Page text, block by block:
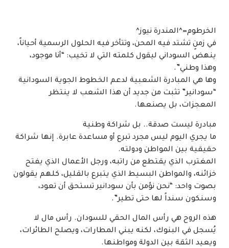
الخرطوم=^المندرة نيوز^
في زمنٍ تشتد فيه المحن، وتتأخر فيه الحلول الرسمية أحياناً،
ينهض السوداني ليقول كلمته التي لا تخيب: “أنا موجود،
وهذا وطني”.
وها هي المبادرة الشعبية لدعم الخطوط الجوية السودانية
“سودانير” تثبت من جديد أن هذا الشعب لا ينتظر
المعجزات، بل يصنعها.
مبادرة ليست صدقة.. بل شراكة وطنية
ما يجري اليوم ليس مجرد تبرع أو مساعدة عابرة. إنها شراكة
حقيقية بين المواطن ودولته.
المغترب الذي يقتطع من راتبه، ورجل الأعمال الذي يفتح
خزائنه، والمواطن البسيط الذي يتبرع بالقليل، كلهم يقولون
بصوت واحد: “نحن نؤمن بأن سودانير تستحق أن تعود،
وسنكون سنداً لها حتى تطير”.
هذه الروح هي رأس المال الحقي للسودان. رأس مال لا
يُسجل في البنوك، لكنه يبني المطارات، ويصلح الطائرات،
ويعيد الثقة بين الدولة ومواطنها.